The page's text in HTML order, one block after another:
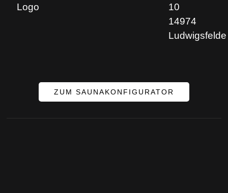
10
14974
Ludwigsfelde
ZUM SAUNAKONFIGURATOR